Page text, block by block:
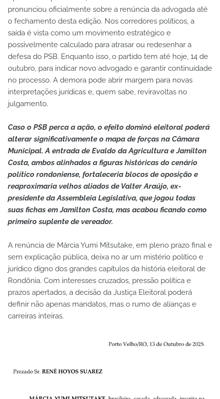
pronunciou oficialmente sobre a renúncia da advogada até
o fechamento desta edição. Nos corredores políticos, a
saída é vista como um movimento estratégico e
possivelmente calculado para atrasar ou redesenhar a
defesa do PSB. Enquanto isso, o partido tem até hoje, 14 de
outubro, para indicar novo advogado e garantir continuidade
no processo. A demora pode abrir margem para novas
interpretações jurídicas e, quem sabe, reviravoltas no
julgamento.
Caso o PSB perca a ação, o efeito dominó eleitoral poderá
alterar significativamente o mapa de forças na Câmara
Municipal. A entrada de Evaldo da Agricultura e Jamilton
Costa, ambos alinhados a figuras históricas do cenário
político rondoniense, fortaleceria blocos de oposição e
reaproximaria velhos aliados de Valter Araújo, ex-
presidente da Assembleia Legislativa, que jogou todas
suas fichas em Jamilton Costa, mas acabou ficando como
primeiro suplente de vereador.
A renúncia de Márcia Yumi Mitsutake, em pleno prazo final e
sem explicação pública, deixa no ar um mistério político e
jurídico digno dos grandes capítulos da história eleitoral de
Rondônia. Com interesses cruzados, pressão política e
prazos apertados, a decisão da Justiça Eleitoral poderá
definir não apenas mandatos, mas o rumo de alianças e
carreiras inteiras.